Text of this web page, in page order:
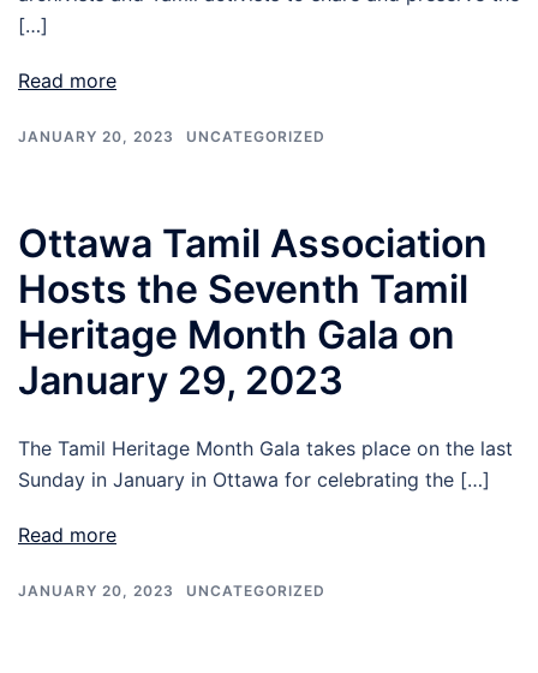
[…]
Read more
JANUARY 20, 2023 UNCATEGORIZED
Ottawa Tamil Association
Hosts the Seventh Tamil
Heritage Month Gala on
January 29, 2023
The Tamil Heritage Month Gala takes place on the last
Sunday in January in Ottawa for celebrating the […]
Read more
JANUARY 20, 2023 UNCATEGORIZED